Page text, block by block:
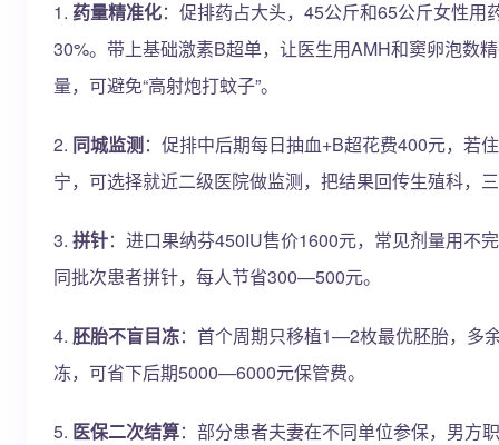
1. 药量精准化：促排药占大头，45公斤和65公斤女性用
30%。带上基础激素B超单，让医生用AMH和窦卵泡数
量，可避免“高射炮打蚊子”。
2. 同城监测：促排中后期每日抽血+B超花费400元，若
宁，可选择就近二级医院做监测，把结果回传生殖科，
3. 拼针：进口果纳芬450IU售价1600元，常见剂量用不
同批次患者拼针，每人节省300—500元。
4. 胚胎不盲目冻：首个周期只移植1—2枚最优胚胎，多
冻，可省下后期5000—6000元保管费。
5. 医保二次结算：部分患者夫妻在不同单位参保，男方